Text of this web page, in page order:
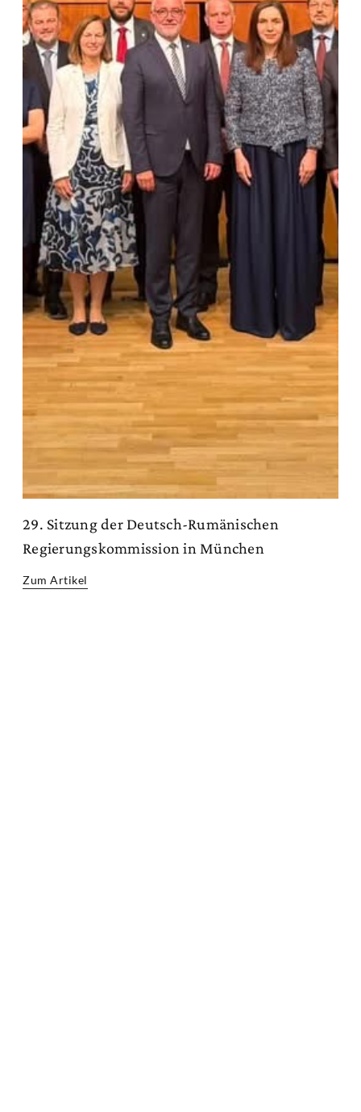
29. Sitzung der Deutsch-Rumänischen
Regierungskommission in München
Zum Artikel